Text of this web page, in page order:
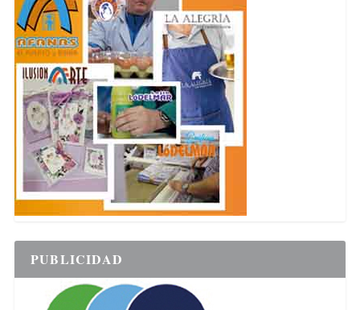
PUBLICIDAD